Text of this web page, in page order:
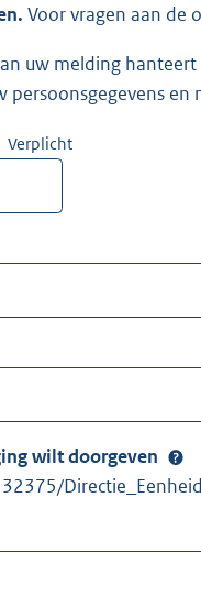
Voor vragen aan de
uw melding
en
Verplicht
wilt doorgeven